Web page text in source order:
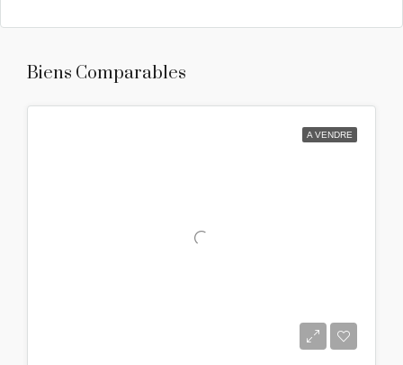
Biens Comparables
A VENDRE